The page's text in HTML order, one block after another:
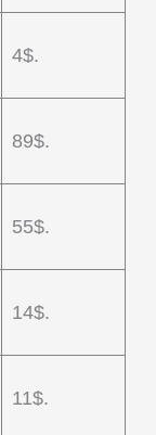
4$.
89$.
55$.
14$.
11$.